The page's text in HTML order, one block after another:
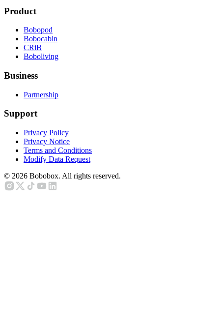
Product
Bobopod
Bobocabin
CRiB
Boboliving
Business
Partnership
Support
Privacy Policy
Privacy Notice
Terms and Conditions
Modify Data Request
© 2026 Bobobox. All rights reserved.